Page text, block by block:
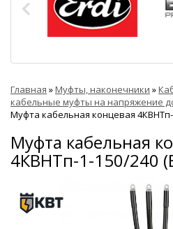
Главная »Муфты, наконечники »
кабельные муфты на напряжение
Муфта кабельная концевая 4КВНТп-
Муфта кабельная
4КВНТп-1-150/240